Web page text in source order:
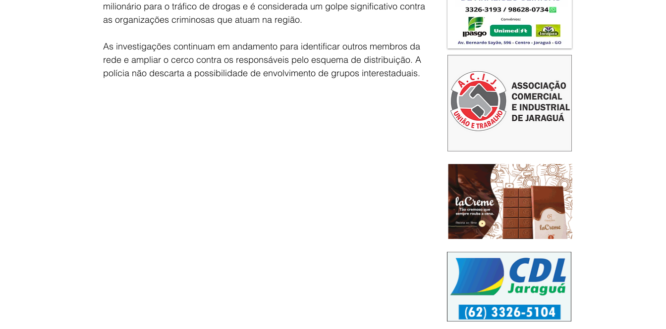
milionário para o tráfico de drogas e é considerada um golpe significativo contra
as organizações criminosas que atuam na região.
As investigações continuam em andamento para identificar outros membros da
rede e ampliar o cerco contra os responsáveis pelo esquema de distribuição. A
polícia não descarta a possibilidade de envolvimento de grupos interestaduais.